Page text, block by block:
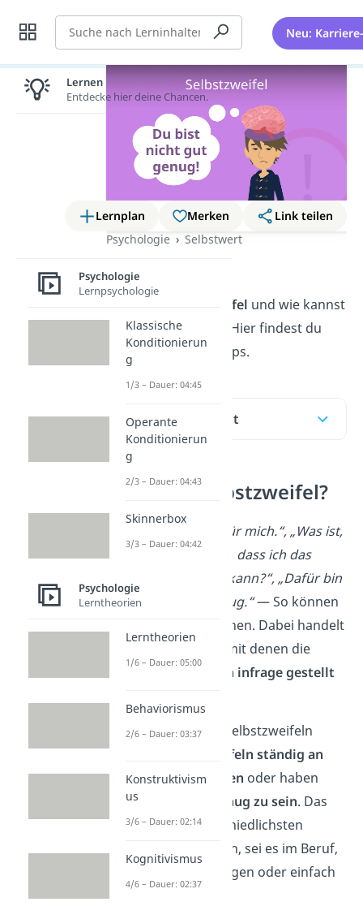
Suche Neu:
Lernplan Merken
Link teilen
Psychologie
Selbstwert
Selbstzweifel
Selbstzweifel und wie kannst
du sie überwinden? Hier findest du
Erklärungen und Tipps.
Inhaltsübersicht
Was sind Selbstzweifel?
„Das ist zu schwer für mich.“, „Was ist,
wenn jemand merkt, dass ich das
eigentlich gar nicht kann?“, „Dafür bin
ich nicht schlau genug.“— So können
aussehen. Dabei handelt
mit denen die
eigenen Fähigkeiten infrage gestellt
Menschen, die von Selbstzweifeln
betroffen sind,
zweifeln ständig an
ihren Entscheidungen oder haben
Angst, nicht gut genug zu sein. Das
kann in den unterschiedlichsten
Situationen auftreten, sei es im Beruf,
in sozialen Beziehungen oder einfach
grundsätzlich.
Lernen lohnt sich!
Entdecke hier deine Chancen.
Psychologie
Lernpsychologie
Klassische
Konditionierun
g
1/3 – Dauer: 04:45
Operante
Konditionierun
g
2/3 – Dauer: 04:43
Skinnerbox
3/3 – Dauer: 04:42
Psychologie
Lerntheorien
Lerntheorien
1/6 – Dauer: 05:00
Behaviorismus
2/6 – Dauer: 03:37
Konstruktivism
us
3/6 – Dauer: 02:14
Kognitivismus
4/6 – Dauer: 02:37